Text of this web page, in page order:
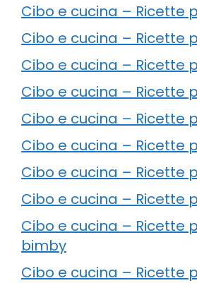
Cibo e cucina – Ricette
Cibo e cucina – Ricette
Cibo e cucina – Ricette
Cibo e cucina – Ricette
Cibo e cucina – Ricette
Cibo e cucina – Ricette
Cibo e cucina – Ricette
Cibo e cucina – Ricette
Cibo e cucina – Ricette
bimby
Cibo e cucina – Ricette